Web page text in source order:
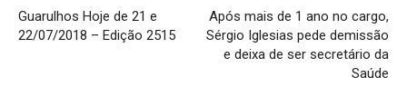
Guarulhos Hoje de 21 e
22/07/2018 – Edição 2515
Após mais de 1 ano no cargo,
Sérgio Iglesias pede demissão
e deixa de ser secretário da
Saúde